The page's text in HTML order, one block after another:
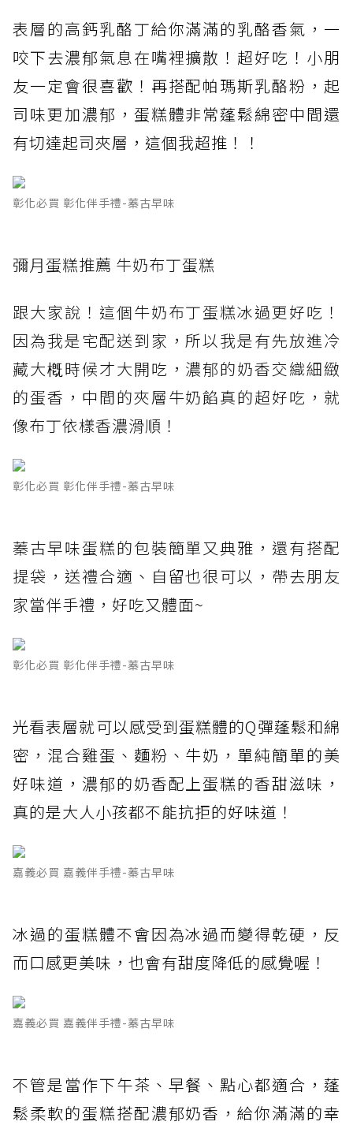
表層的高鈣乳酪丁給你滿滿的乳酪香氣，一
咬下去濃郁氣息在嘴裡擴散！超好吃！小朋
友一定會很喜歡！再搭配帕瑪斯乳酪粉，起
司味更加濃郁，蛋糕體非常蓬鬆綿密中間還
有切達起司夾層，這個我超推！！
彰化必買 彰化伴手禮-蓁古早味
彌月蛋糕推薦 牛奶布丁蛋糕
跟大家說！這個牛奶布丁蛋糕冰過更好吃！
因為我是宅配送到家，所以我是有先放進冷
藏大槪時候才大開吃，濃郁的奶香交織細緻
的蛋香，中間的夾層牛奶餡真的超好吃，就
像布丁依樣香濃滑順！
彰化必買 彰化伴手禮-蓁古早味
蓁古早味蛋糕的包裝簡單又典雅，還有搭配
提袋，送禮合適、自留也很可以，帶去朋友
家當伴手禮，好吃又體面~
彰化必買 彰化伴手禮-蓁古早味
光看表層就可以感受到蛋糕體的Q彈蓬鬆和綿
密，混合雞蛋、麵粉、牛奶，單純簡單的美
好味道，濃郁的奶香配上蛋糕的香甜滋味，
真的是大人小孩都不能抗拒的好味道！
嘉義必買 嘉義伴手禮-蓁古早味
冰過的蛋糕體不會因為冰過而變得乾硬，反
而口感更美味，也會有甜度降低的感覺喔！
嘉義必買 嘉義伴手禮-蓁古早味
不管是當作下午茶、早餐、點心都適合，蓬
鬆柔軟的蛋糕搭配濃郁奶香，給你滿滿的幸